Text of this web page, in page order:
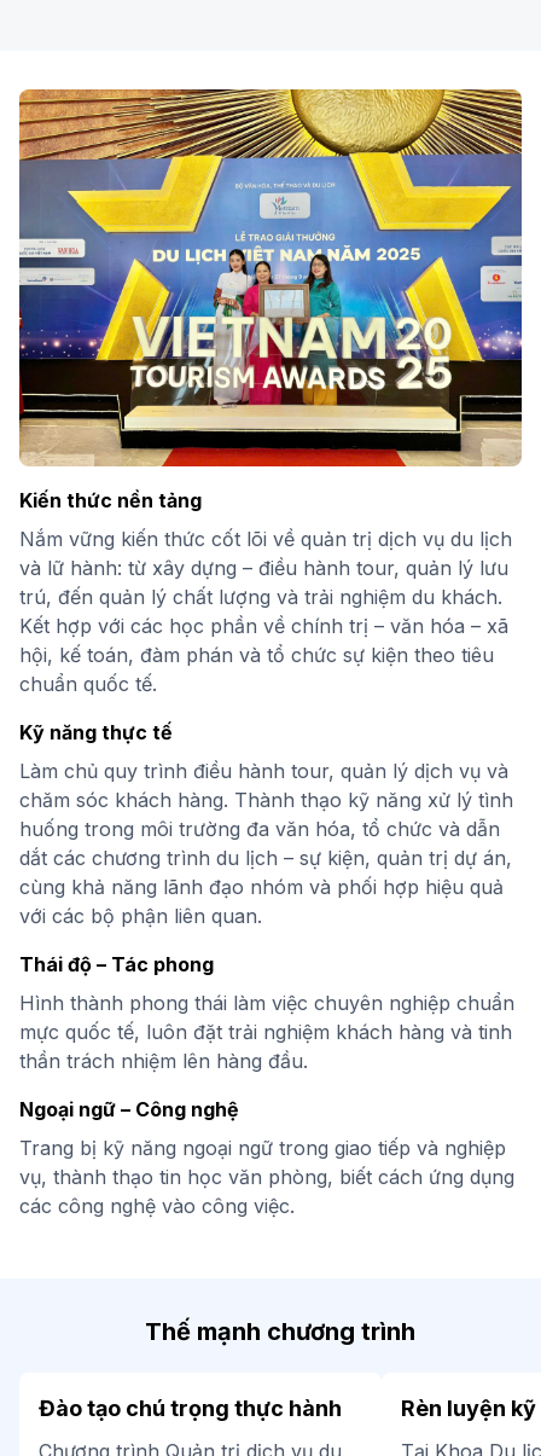
Kiến thức nền tảng
Nắm vững kiến thức cốt lõi về quản trị dịch vụ du lịch
và lữ hành: từ xây dựng – điều hành tour, quản lý lưu
trú, đến quản lý chất lượng và trải nghiệm du khách.
Kết hợp với các học phần về chính trị – văn hóa – xã
hội, kế toán, đàm phán và tổ chức sự kiện theo tiêu
chuẩn quốc tế.
Kỹ năng thực tế
Làm chủ quy trình điều hành tour, quản lý dịch vụ và
chăm sóc khách hàng. Thành thạo kỹ năng xử lý tình
huống trong môi trường đa văn hóa, tổ chức và dẫn
dắt các chương trình du lịch – sự kiện, quản trị dự án,
cùng khả năng lãnh đạo nhóm và phối hợp hiệu quả
với các bộ phận liên quan.
Thái độ – Tác phong
Hình thành phong thái làm việc chuyên nghiệp chuẩn
mực quốc tế, luôn đặt trải nghiệm khách hàng và tinh
thần trách nhiệm lên hàng đầu.
Ngoại ngữ – Công nghệ
Trang bị kỹ năng ngoại ngữ trong giao tiếp và nghiệp
vụ, thành thạo tin học văn phòng, biết cách ứng dụng
các công nghệ vào công việc.
Thế mạnh chương trình
Đào tạo chú trọng thực hành Rèn luyện